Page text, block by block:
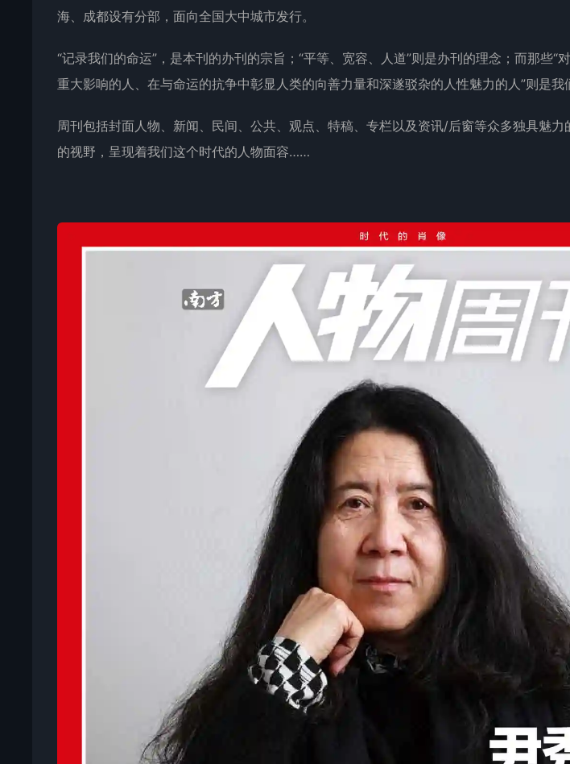
海、成都设有分部，面向全国大中城市发行。
“记录我们的命运”，是本刊的办刊的宗旨；“平等、宽容、人道”则是办刊的理念；而那些“
重大影响的人、在与命运的抗争中彰显人类的向善力量和深遂驳杂的人性魅力的人”则是我
周刊包括封面人物、新闻、民间、公共、观点、特稿、专栏以及资讯/后窗等众多独具魅
的视野，呈现着我们这个时代的人物面容……